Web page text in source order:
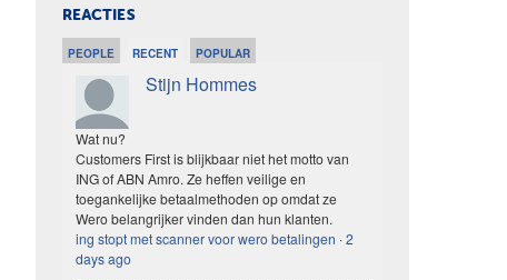
REACTIES
PEOPLE RECENT POPULAR
Stijn Hommes
Wat nu?
Customers First is blijkbaar niet het motto van
ING of ABN Amro. Ze heffen veilige en
toegankelijke betaalmethoden op omdat ze
Wero belangrijker vinden dan hun klanten.
ing stopt met scanner voor wero betalingen ·2
days ago